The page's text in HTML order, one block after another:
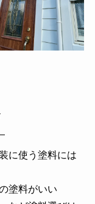
に使う塗料には
塗料がいい